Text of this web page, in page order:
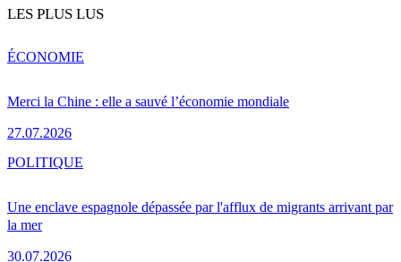
LES PLUS LUS
Merci la Chine : elle a sauvé l’économie mondiale
27.07.2026
ÉCONOMIE
Une enclave espagnole dépassée par l'afflux de migrants arrivant par
la mer
30.07.2026
POLITIQUE